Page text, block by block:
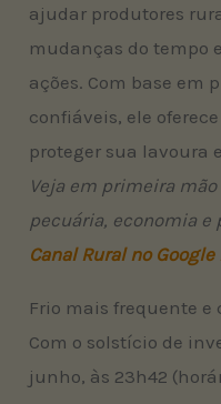
ajudar produtores
mudanças do tempo
ações. Com base em
confiáveis, ele
proteger sua lavoura
Veja em primeira
pecuária, economia e
Canal Rural no Google
Frio mais frequente e
Com o solstício de
junho, às 23h42